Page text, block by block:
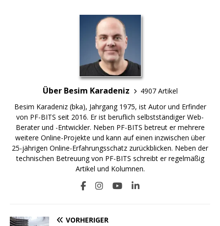
Über Besim Karadeniz
4907 Artikel
Besim Karadeniz (bka), Jahrgang 1975, ist Autor und Erfinder
von PF-BITS seit 2016. Er ist beruflich selbstständiger Web-
Berater und -Entwickler. Neben PF-BITS betreut er mehrere
weitere Online-Projekte und kann auf einen inzwischen über
25-jährigen Online-Erfahrungsschatz zurückblicken. Neben der
technischen Betreuung von PF-BITS schreibt er regelmäßig
Artikel und Kolumnen.
VORHERIGER